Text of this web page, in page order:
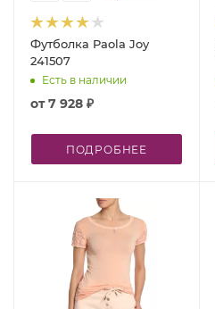
Футболка Paola Joy
241507
Есть в наличии
от7 928 ₽
ПОДРОБНЕЕ